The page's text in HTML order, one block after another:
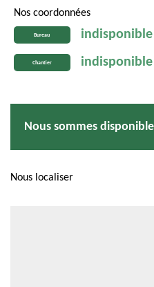
Nos coordonnées
Bureau indisponible
Chantier indisponible
Nous sommes
Nous localiser